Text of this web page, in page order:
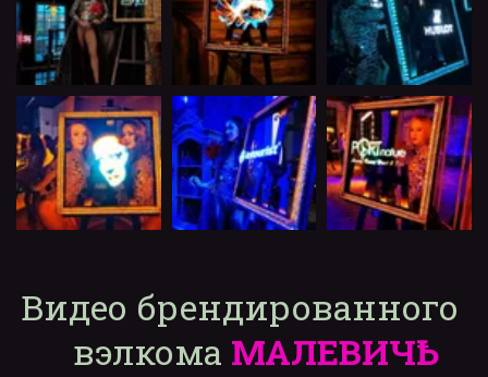
Видео брендированного
вэлкома МАЛЕВИЧҌ